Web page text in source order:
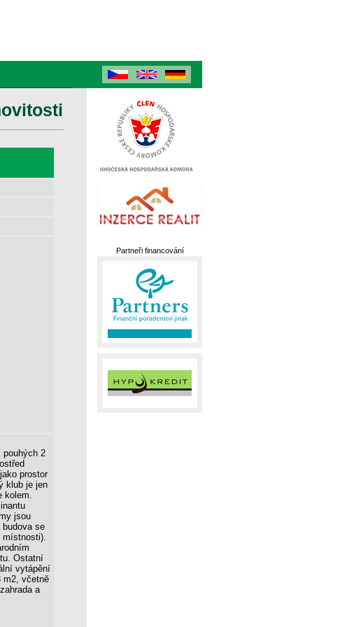
pouhých 2
prostor
klub je jen
kolem.
jsou
se
místnosti).
Ostatní
vytápění
m2, včetně
a
Partneři financování